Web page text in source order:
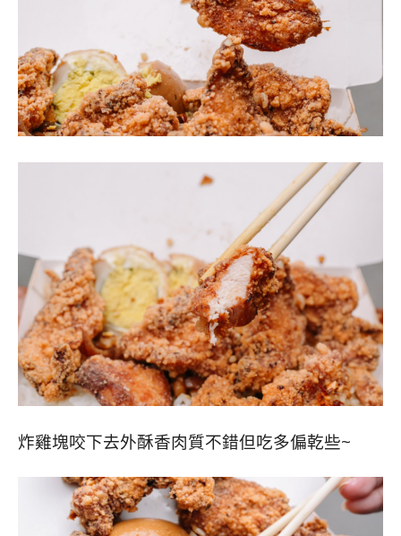
炸雞塊咬下去外酥香肉質不錯但吃多偏乾些~